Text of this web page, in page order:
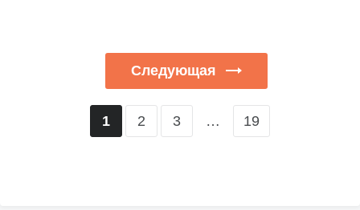
Следующая
1 2 3 … 19